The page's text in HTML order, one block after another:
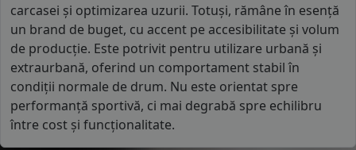
carcasei și optimizarea uzurii. Totuși, rămâne în esență
un brand de buget, cu accent pe accesibilitate și volum
de producție. Este potrivit pentru utilizare urbană și
extraurbană, oferind un comportament stabil în
condiții normale de drum. Nu este orientat spre
performanță sportivă, ci mai degrabă spre echilibru
între cost și funcționalitate.